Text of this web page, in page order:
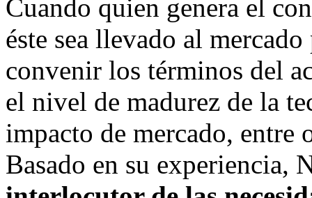
Cuando quien genera el
éste sea llevado al
convenir los términos del
el nivel de madurez de la
impacto de mercado, entre
Basado en su experiencia,